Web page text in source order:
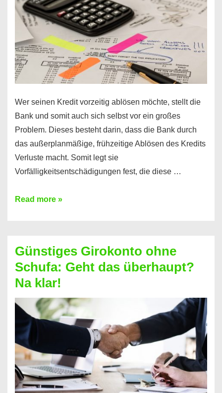
Regeln!
Wer seinen Kredit vorzeitig ablösen möchte, stellt die
Bank und somit auch sich selbst vor ein großes
Problem. Dieses besteht darin, dass die Bank durch
das außerplanmäßige, frühzeitige Ablösen des Kredits
Verluste macht. Somit legt sie
Vorfälligkeitsentschädigungen fest, die diese …
Kredit
dabei
profitieren
–
So
funktioniert’s
Read more »
Günstiges Girokonto ohne
Schufa: Geht das überhaupt?
Na klar!